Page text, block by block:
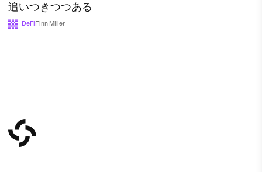
追いつきつつある
DeFi Finn Miller